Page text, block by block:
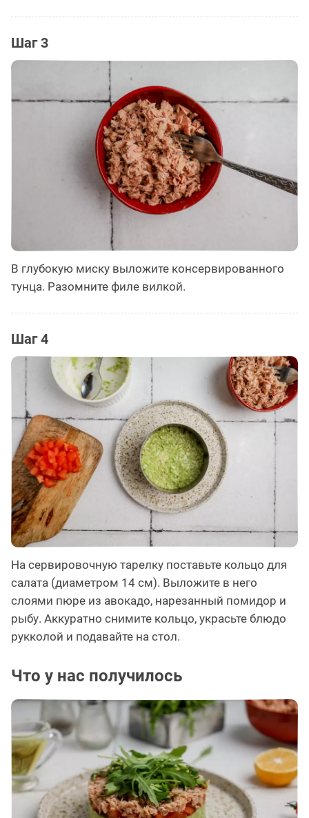
Шаг 3
В глубокую миску выложите консервированного
тунца. Разомните филе вилкой.
Шаг 4
На сервировочную тарелку поставьте кольцо для
салата (диаметром 14 см). Выложите в него
слоями пюре из авокадо, нарезанный помидор и
рыбу. Аккуратно снимите кольцо, украсьте блюдо
рукколой и подавайте на стол.
Что у нас получилось